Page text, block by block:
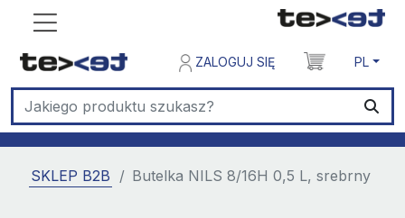
ZALOGUJ SIĘ PL
SKLEP B2B Butelka NILS 8/16H 0,5 L, srebrny